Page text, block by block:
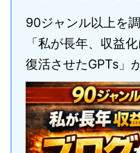
90ジャンル以上を調
「私が長年、収益
復活させたGPTs」